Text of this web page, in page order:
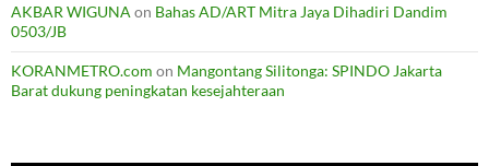
AKBAR WIGUNA on Bahas AD/ART Mitra Jaya Dihadiri Dandim
0503/JB
KORANMETRO.com on Mangontang Silitonga: SPINDO Jakarta
Barat dukung peningkatan kesejahteraan